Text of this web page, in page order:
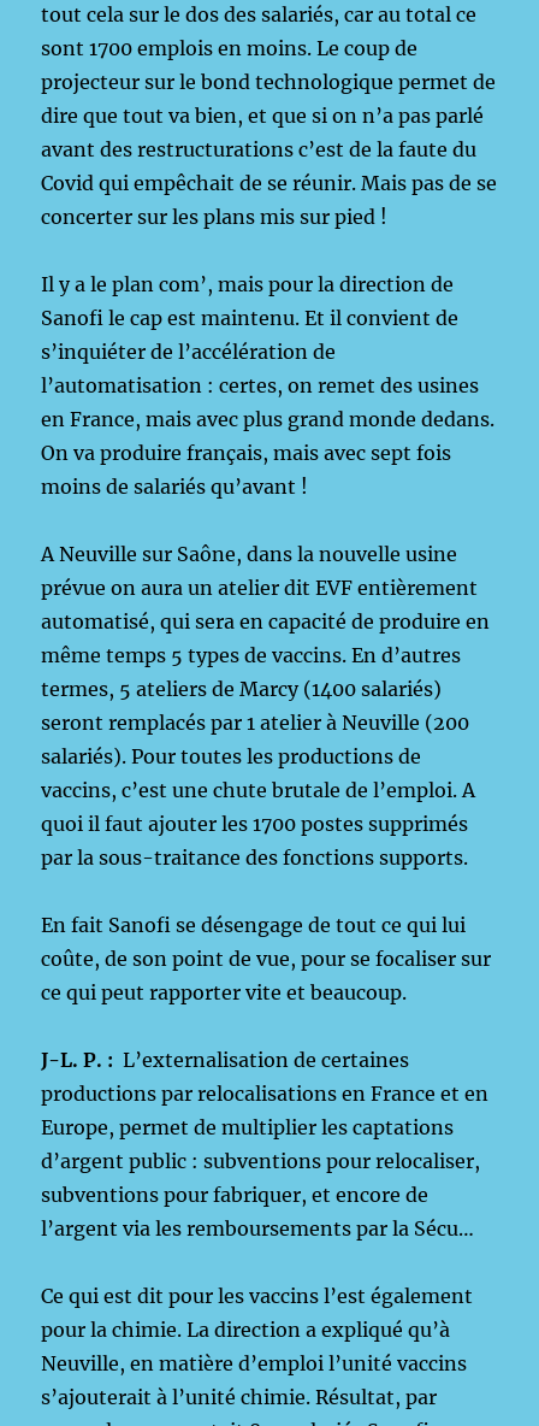
tout cela sur le dos des salariés, car au total ce
sont 1700 emplois en moins. Le coup de
projecteur sur le bond technologique permet de
dire que tout va bien, et que si on n’a pas parlé
avant des restructurations c’est de la faute du
Covid qui empêchait de se réunir. Mais pas de se
concerter sur les plans mis sur pied !
Il y a le plan com’, mais pour la direction de
Sanofi le cap est maintenu. Et il convient de
s’inquiéter de l’accélération de
l’automatisation : certes, on remet des usines
en France, mais avec plus grand monde dedans.
On va produire français, mais avec sept fois
moins de salariés qu’avant !
A Neuville sur Saône, dans la nouvelle usine
prévue on aura un atelier dit EVF entièrement
automatisé, qui sera en capacité de produire en
même temps 5 types de vaccins. En d’autres
termes, 5 ateliers de Marcy (1400 salariés)
seront remplacés par 1 atelier à Neuville (200
salariés). Pour toutes les productions de
vaccins, c’est une chute brutale de l’emploi. A
quoi il faut ajouter les 1700 postes supprimés
par la sous-traitance des fonctions supports.
En fait Sanofi se désengage de tout ce qui lui
coûte, de son point de vue, pour se focaliser sur
ce qui peut rapporter vite et beaucoup.
J-L. P. : L’externalisation de certaines
productions par relocalisations en France et en
Europe, permet de multiplier les captations
d’argent public : subventions pour relocaliser,
subventions pour fabriquer, et encore de
l’argent via les remboursements par la Sécu…
Ce qui est dit pour les vaccins l’est également
pour la chimie. La direction a expliqué qu’à
Neuville, en matière d’emploi l’unité vaccins
s’ajouterait à l’unité chimie. Résultat, par